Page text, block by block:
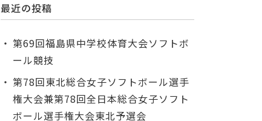
最近の投稿
第69回福島県中学校体育大会ソフトボ
ール競技
第78回東北総合女子ソフトボール選手
権大会兼第78回全日本総合女子ソフト
ボール選手権大会東北予選会